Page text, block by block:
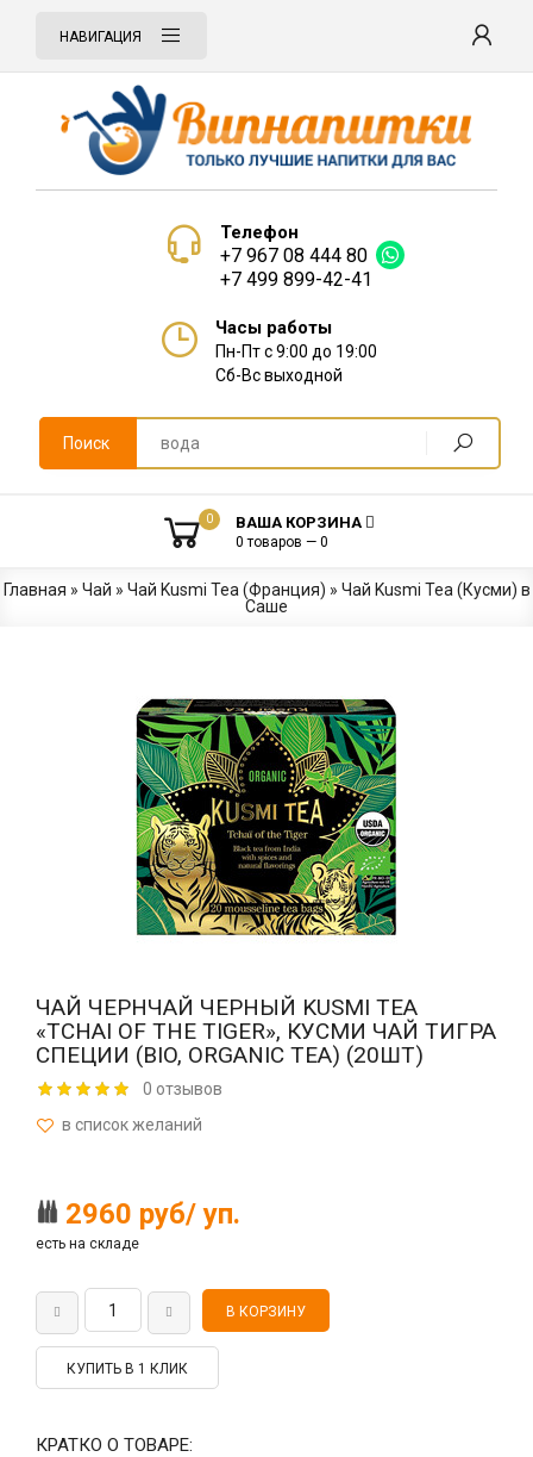
НАВИГАЦИЯ
Телефон
+7 967 08 444 80
+7 499 899-42-41
Часы работы
Пн-Пт с 9:00 до 19:00
Сб-Вс выходной
Поиск
0 ВАША КОРЗИНА
0 товаров — 0
Главная » Чай » Чай Kusmi Tea (Франция) » Чай Kusmi Tea (Кусми) в
Саше
ЧАЙ ЧЕРНЧАЙ ЧЕРНЫЙ KUSMI TEA
«TCHAI OF THE TIGER», КУСМИ ЧАЙ ТИГРА
СПЕЦИИ (BIO, ORGANIC TEA) (20ШТ)
0 отзывов
2960 руб/ уп.
есть на складе
КУПИТЬ В 1 КЛИК
КРАТКО О ТОВАРЕ: